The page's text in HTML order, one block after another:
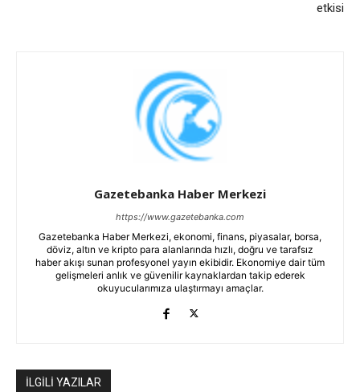
etkisi
Gazetebanka Haber Merkezi
https://www.gazetebanka.com
Gazetebanka Haber Merkezi, ekonomi, finans, piyasalar, borsa,
döviz, altın ve kripto para alanlarında hızlı, doğru ve tarafsız
haber akışı sunan profesyonel yayın ekibidir. Ekonomiye dair tüm
gelişmeleri anlık ve güvenilir kaynaklardan takip ederek
okuyucularımıza ulaştırmayı amaçlar.
İLGİLİ YAZILAR